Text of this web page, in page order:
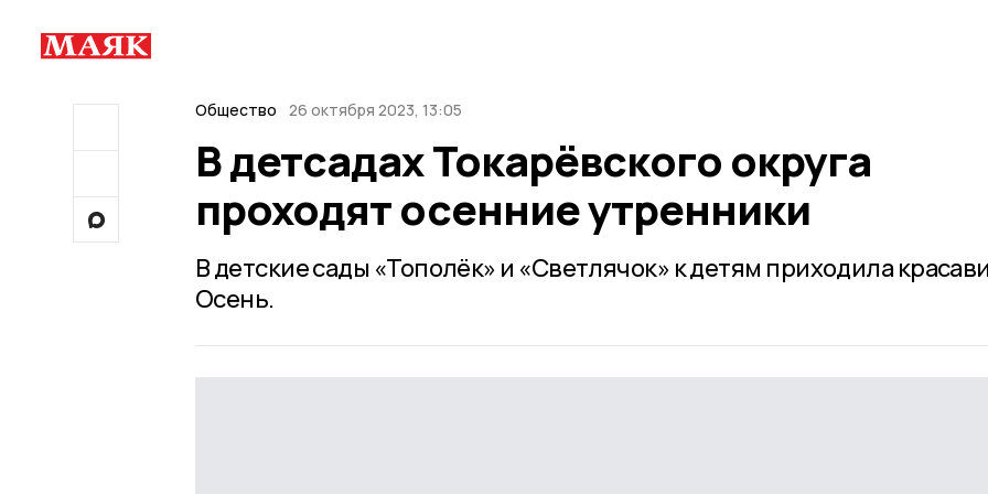
Общество 26 октября 2023, 13:05
В детсадах Токарёвского округа
проходят осенние утренники
В детские сады «Тополёк» и «Светлячок» к детям приходила
Осень.